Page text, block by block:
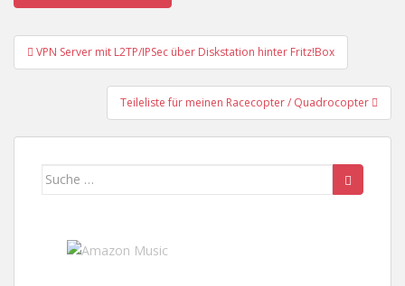
Beitragsnavigation
VPN Server mit L2TP/IPSec über Diskstation hinter Fritz!Box
Teileliste für meinen Racecopter / Quadrocopter
Suche